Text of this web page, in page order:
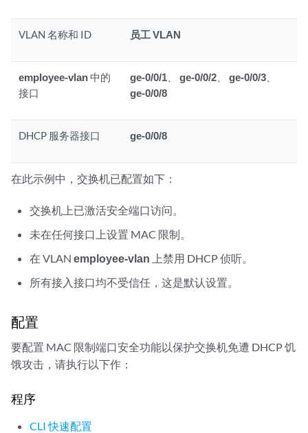
VLAN 名称和 ID 员工 VLAN
employee-vlan中的
接口
ge-0/0/1 、ge-0/0/2 、ge-0/0/3
ge-0/0/8
DHCP 服务器接口 ge-0/0/8
在此示例中，交换机已配置如下：
交换机上已激活安全端口访问。
未在任何接口上设置 MAC 限制。
在 VLANemployee-vlan 上禁用 DHCP 侦听。
所有接入接口均不受信任，这是默认设置。
配置
要配置 MAC 限制端口安全功能以保护交换机免遭 DHCP 饥
饿攻击，请执行以下作：
程序
CLI 快速配置